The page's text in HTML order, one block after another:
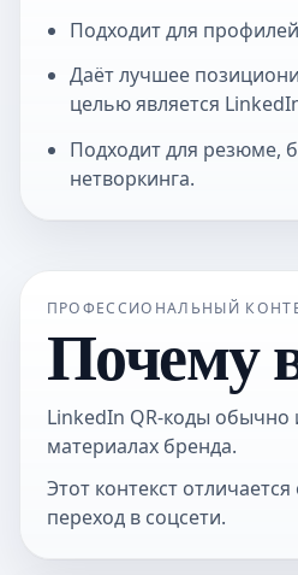
Подходит для
Даёт лучшее
целью является
Подходит для резюме,
нетворкинга.
ПРОФЕССИОНАЛЬНЫЙ
Почему
LinkedIn QR-коды обычно
материалах бренда.
Этот контекст
переход в соцсети.